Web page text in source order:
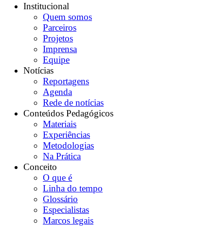
Institucional
Quem somos
Parceiros
Projetos
Imprensa
Equipe
Notícias
Reportagens
Agenda
Rede de notícias
Conteúdos Pedagógicos
Materiais
Experiências
Metodologias
Na Prática
Conceito
O que é
Linha do tempo
Glossário
Especialistas
Marcos legais